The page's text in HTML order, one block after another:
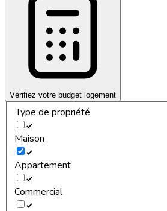
Vérifiez votre budget logement
Type de propriété
Maison
Appartement
Commercial